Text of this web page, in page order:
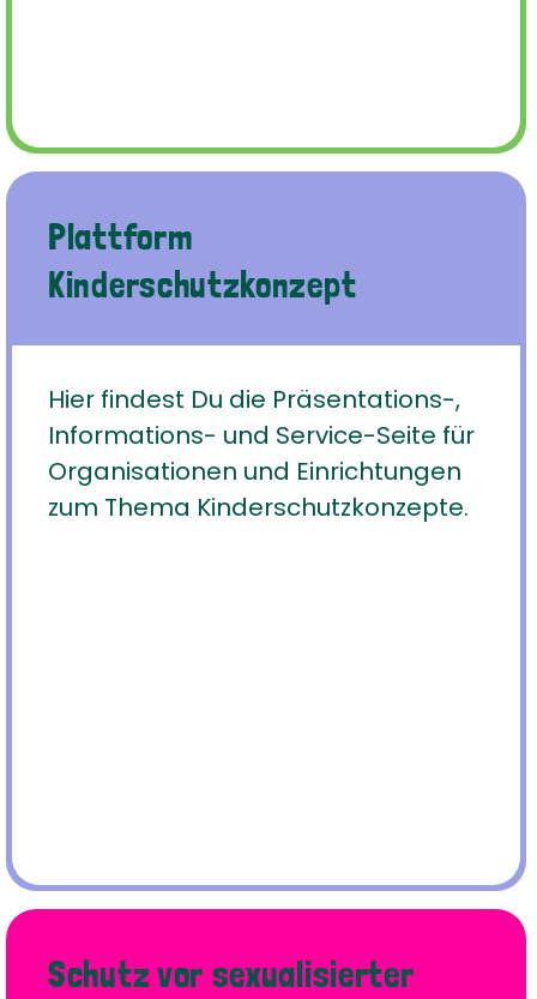
Plattform
Kinderschutzkonzept
Hier findest Du die Präsentations-,
Informations- und Service-Seite für
Organisationen und Einrichtungen
zum Thema Kinderschutzkonzepte.
Schutz vor sexualisierter